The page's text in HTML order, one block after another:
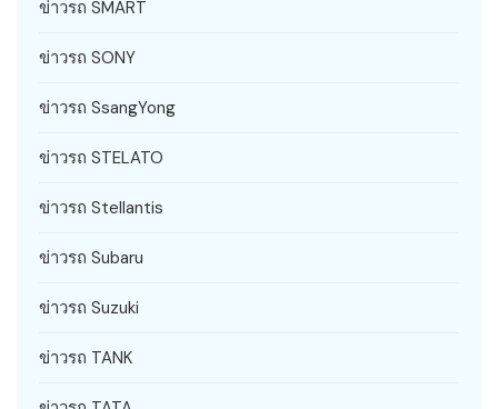
ข่าวรถ SMART
ข่าวรถ SONY
ข่าวรถ SsangYong
ข่าวรถ STELATO
ข่าวรถ Stellantis
ข่าวรถ Subaru
ข่าวรถ Suzuki
ข่าวรถ TANK